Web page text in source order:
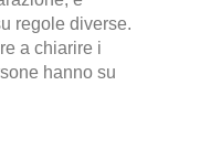
regole diverse.
a chiarire i
hanno su